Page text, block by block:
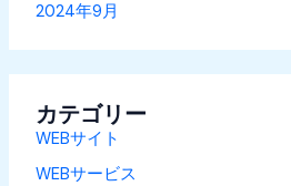
2024年9月
カテゴリー
WEBサイト
WEBサービス